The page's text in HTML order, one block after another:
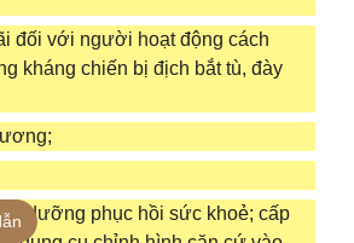
đối với người hoạt động cách
kháng chiến bị địch bắt tù, đày
dưỡng phục hồi sức khoẻ; cấp